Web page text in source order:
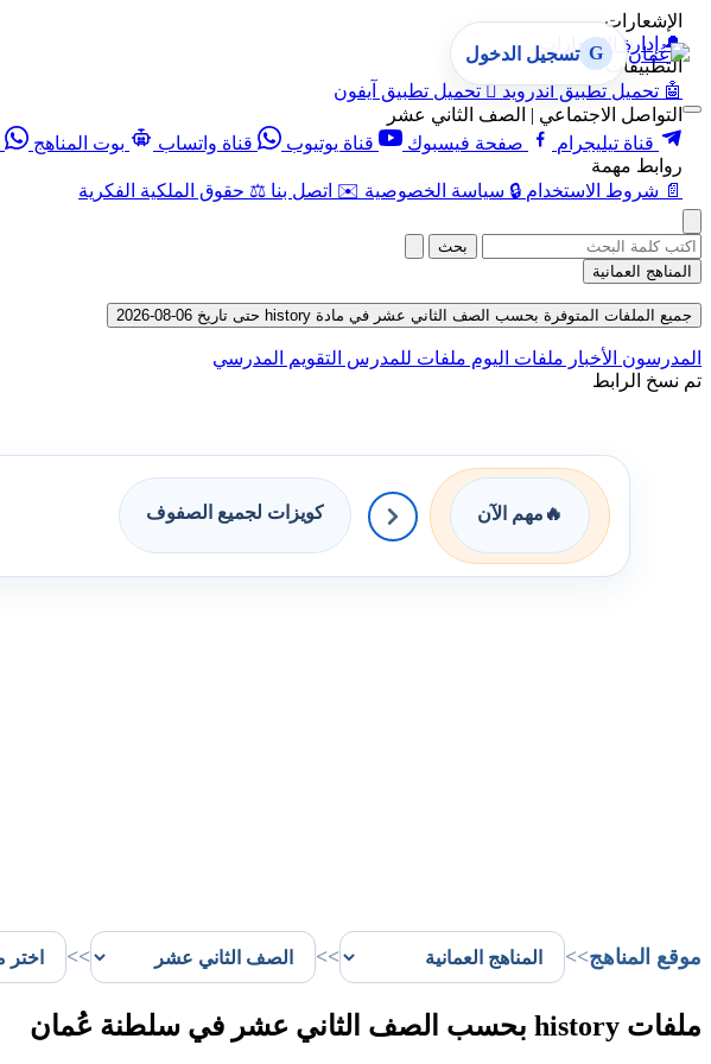
الإشعارات
🔔 إدارة الإشعارات
التطبيقات
🤖 تحميل تطبيق أندرويد  تحميل تطبيق آيفون
التواصل الاجتماعي | الصف الثاني عشر
قناة تيليجرام
صفحة فيسبوك قناة يوتيوب قناة واتساب بوت المناهج
روابط مهمة
📄 شروط الاستخدام 🔒 سياسة الخصوصية ✉️ اتصل بنا ⚖️ حقوق الملكية الفكرية
G تسجيل الدخول
بحث
المناهج العمانية
جميع الملفات المتوفرة بحسب الصف الثاني عشر في مادة history حتى تاريخ 06-08-2026
المدرسون الأخبار ملفات اليوم ملفات للمدرس التقويم المدرسي
تم نسخ الرابط
🔥 مهم الآن كويزات لجميع الصفوف
موقع المناهج>>
>>
>>
ملفات history بحسب الصف الثاني عشر في سلطنة عُمان